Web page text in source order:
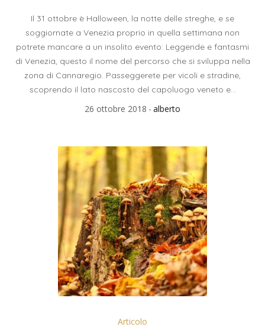
Il 31 ottobre è Halloween, la notte delle streghe, e se
soggiornate a Venezia proprio in quella settimana non
potrete mancare a un insolito evento: Leggende e fantasmi
di Venezia, questo il nome del percorso che si sviluppa nella
zona di Cannaregio. Passeggerete per vicoli e stradine,
scoprendo il lato nascosto del capoluogo veneto e...
26 ottobre 2018 alberto
Articolo